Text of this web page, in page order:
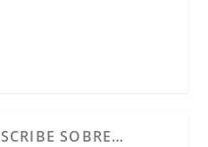
SOBRE…